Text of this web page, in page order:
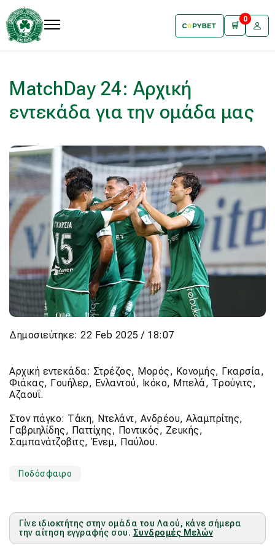
🛒
0
MatchDay 24: Αρχική
εντεκάδα για την ομάδα μας
Δημοσιεύτηκε: 22 Feb 2025 / 18:07
Αρχική εντεκάδα: Στρέζος, Μορός, Κονομής, Γκαρσία,
Φιάκας, Γουήλερ, Ενλαντού, Ικόκο, Μπελά, Τρούγιτς,
Αζαουΐ.
Στον πάγκο: Τάκη, Ντελάντ, Ανδρέου, Αλαμπρίτης,
Γαβριηλίδης, Παττίχης, Ποντικός, Ζευκής,
Σαμπανάτζοβιτς, Ένεμ, Παύλου.
Ποδόσφαιρο
Γίνε ιδιοκτήτης στην ομάδα του Λαού, κάνε σήμερα
την αίτηση εγγραφής σου. Συνδρομές Μελών